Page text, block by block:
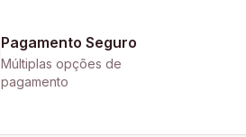
Pagamento Seguro
Múltiplas opções de
pagamento